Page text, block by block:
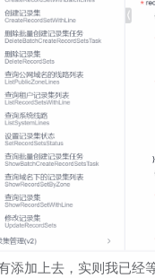
添加上去，实则我已经